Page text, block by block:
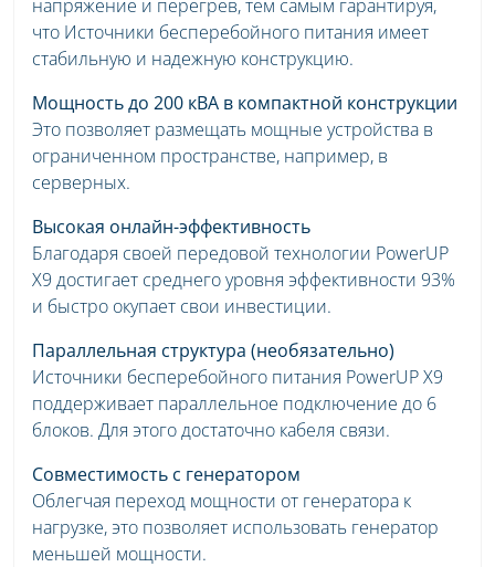
напряжение и перегрев, тем самым гарантируя,
что Источники бесперебойного питания имеет
стабильную и надежную конструкцию.
Мощность до 200 кВА в компактной конструкции
Это позволяет размещать мощные устройства в
ограниченном пространстве, например, в
серверных.
Высокая онлайн-эффективность
Благодаря своей передовой технологии PowerUP
X9 достигает среднего уровня эффективности 93%
и быстро окупает свои инвестиции.
Параллельная структура (необязательно)
Источники бесперебойного питания PowerUP X9
поддерживает параллельное подключение до 6
блоков. Для этого достаточно кабеля связи.
Совместимость с генератором
Облегчая переход мощности от генератора к
нагрузке, это позволяет использовать генератор
меньшей мощности.